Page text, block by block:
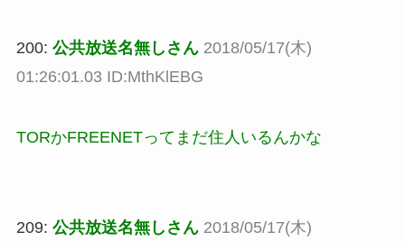
200: 公共放送名無しさん 2018/05/17(木)
01:26:01.03 ID:MthKlEBG
TORかFREENETってまだ住人いるんかな
209: 公共放送名無しさん 2018/05/17(木)